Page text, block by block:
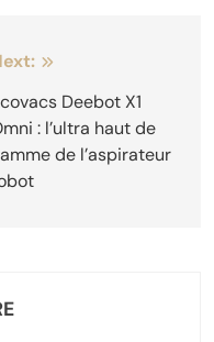
Deebot X1
: l’ultra haut de
de l’aspirateur